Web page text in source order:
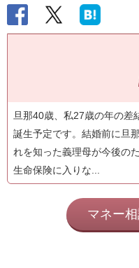
旦那40歳、私27歳の年の差
誕生予定です。結婚前に旦
れを知った義理母が今後の
生命保険に入りな...
マネー